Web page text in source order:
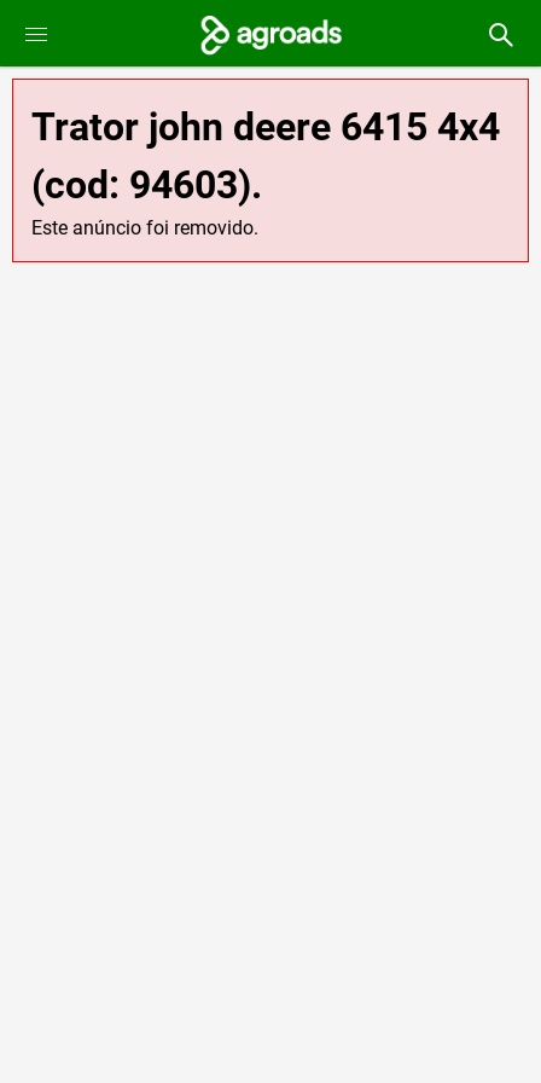
Trator john deere 6415 4x4
(cod: 94603).
Este anúncio foi removido.